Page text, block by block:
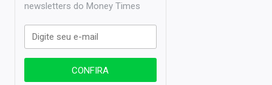
newsletters do Money Times